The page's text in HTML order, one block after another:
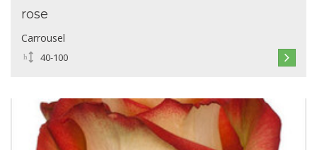
rose
Carrousel
40-100